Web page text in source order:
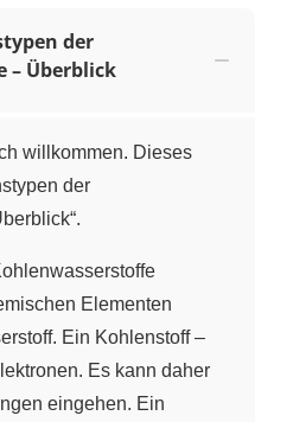
der
– Überblick
willkommen. Dieses
der
Elementen
Ein Kohlenstoff –
Es kann daher
eingehen. Ein